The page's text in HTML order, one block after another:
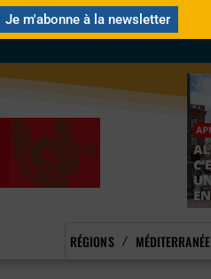
RÉGIONS MÉDITERRANÉE